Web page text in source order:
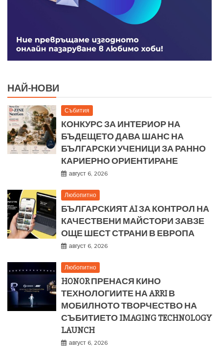
НАЙ-НОВИ
Събития
КОНКУРС ЗА ИНТЕРИОР НА
БЪДЕЩЕТО ДАВА ШАНС НА
БЪЛГАРСКИ УЧЕНИЦИ ЗА РАННО
КАРИЕРНО ОРИЕНТИРАНЕ
август 6, 2026
Любопитно
БЪЛГАРСКИЯТ AI ЗА КОНТРОЛ НА
КАЧЕСТВЕНИ МАЙСТОРИ ЗАВЗЕ
ОЩЕ ШЕСТ СТРАНИ В ЕВРОПА
август 6, 2026
Любопитно
HONOR ПРЕНАСЯ КИНО
ТЕХНОЛОГИИТЕ НА ARRI В
МОБИЛНОТО ТВОРЧЕСТВО НА
СЪБИТИЕТО IMAGING TECHNOLOGY
LAUNCH
август 6, 2026